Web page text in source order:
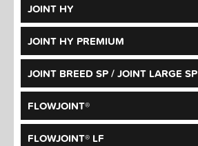
JOINT HY
JOINT HY PREMIUM
JOINT BREED SP / JOINT LARGE SP
FLOWJOINT®
FLOWJOINT® LF